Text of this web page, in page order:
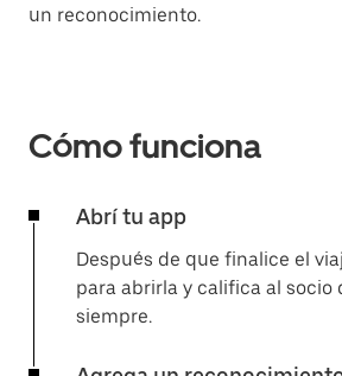
un reconocimiento.
Cómo funciona
Abrí tu app
Después de que finalice el
para abrirla y califica al socio
siempre.